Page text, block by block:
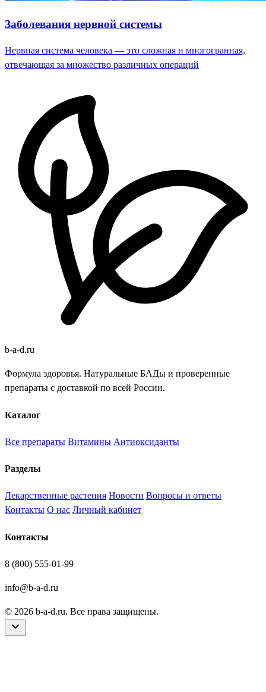
Заболевания нервной системы
Нервная система человека — это сложная и многогранная,
отвечающая за множество различных операций
b-a-d.ru
Формула здоровья. Натуральные БАДы и проверенные
препараты с доставкой по всей России.
Каталог
Все препараты Витамины Антиоксиданты
Разделы
Лекарственные растения Новости Вопросы и ответы
Контакты О нас Личный кабинет
Контакты
8 (800) 555-01-99
info@b-a-d.ru
© 2026 b-a-d.ru. Все права защищены.